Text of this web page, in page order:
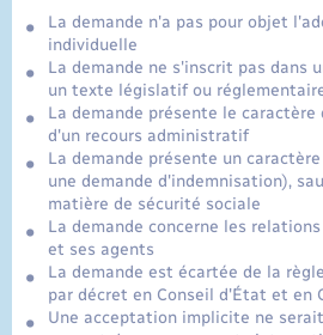
La demande n'a pas pour objet
individuelle
La demande ne s'inscrit pas dans
un texte législatif ou
La demande présente le
d'un recours administratif
La demande présente un
une demande d'indemnisation),
matière de sécurité sociale
La demande concerne les
et ses agents
La demande est écartée de la
par décret en Conseil d'État et en
Une acceptation implicite ne